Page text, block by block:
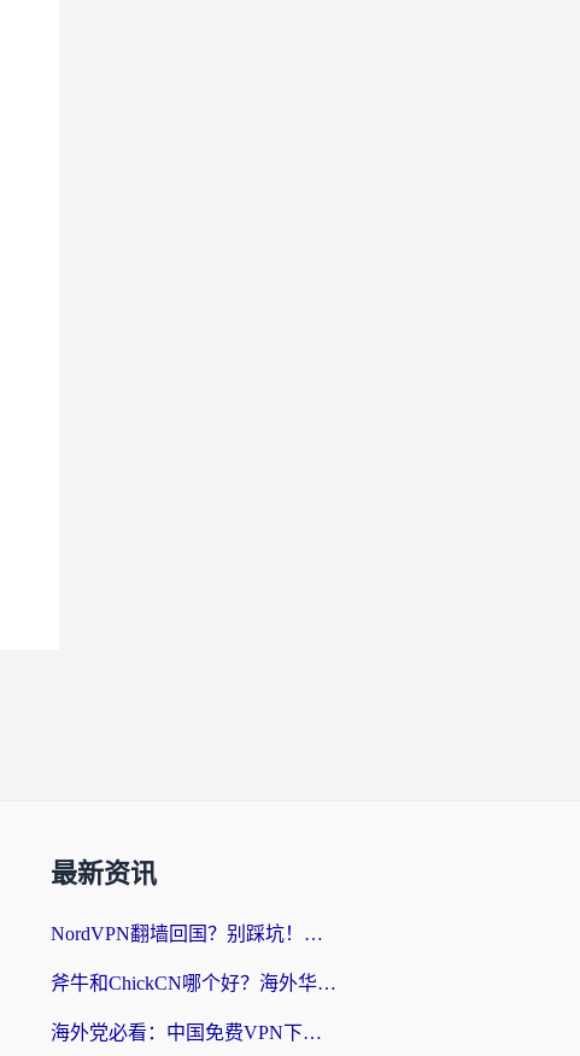
最新资讯
NordVPN翻墙回国？别踩坑！海外党无缝访问国内资源的真实指南
斧牛和ChickCN哪个好？海外华人亲测3款回国加速器+免费试用攻略
海外党必看：中国免费VPN下载避坑指南 + 无缝访问国内资源的终极方案